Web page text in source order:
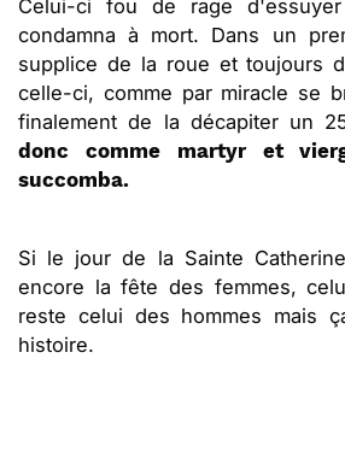
Celui-ci fou de rage
condamna à mort. Dans un
supplice de la roue et toujours
celle-ci, comme par miracle se
finalement de la décapiter un
donc comme martyr et
succomba.
Si le jour de la Sainte
encore la fête des femmes,
reste celui des hommes mais
histoire.